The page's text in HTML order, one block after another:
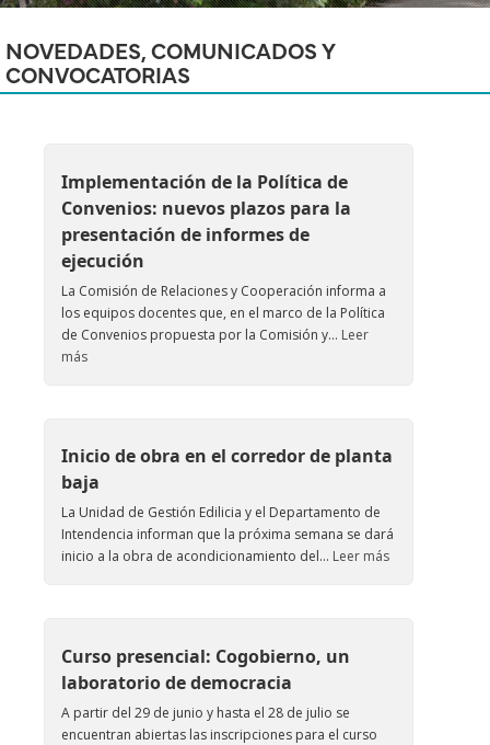
NOVEDADES, COMUNICADOS Y
CONVOCATORIAS
Implementación de la Política de
Convenios: nuevos plazos para la
presentación de informes de
ejecución
La Comisión de Relaciones y Cooperación informa a
los equipos docentes que, en el marco de la Política
de Convenios propuesta por la Comisión y... Leer
más
Inicio de obra en el corredor de planta
baja
La Unidad de Gestión Edilicia y el Departamento de
Intendencia informan que la próxima semana se dará
inicio a la obra de acondicionamiento del... Leer más
Curso presencial: Cogobierno, un
laboratorio de democracia
A partir del 29 de junio y hasta el 28 de julio se
encuentran abiertas las inscripciones para el curso